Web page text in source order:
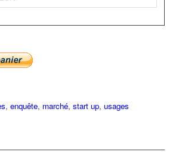
, enquête, marché, start up, usages